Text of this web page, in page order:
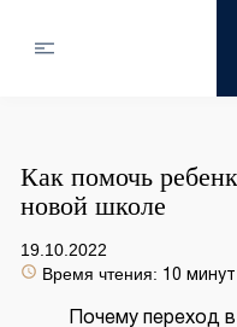
Как помочь
новой школе
19.10.2022
Время чтения: 10 минут
Почему переход